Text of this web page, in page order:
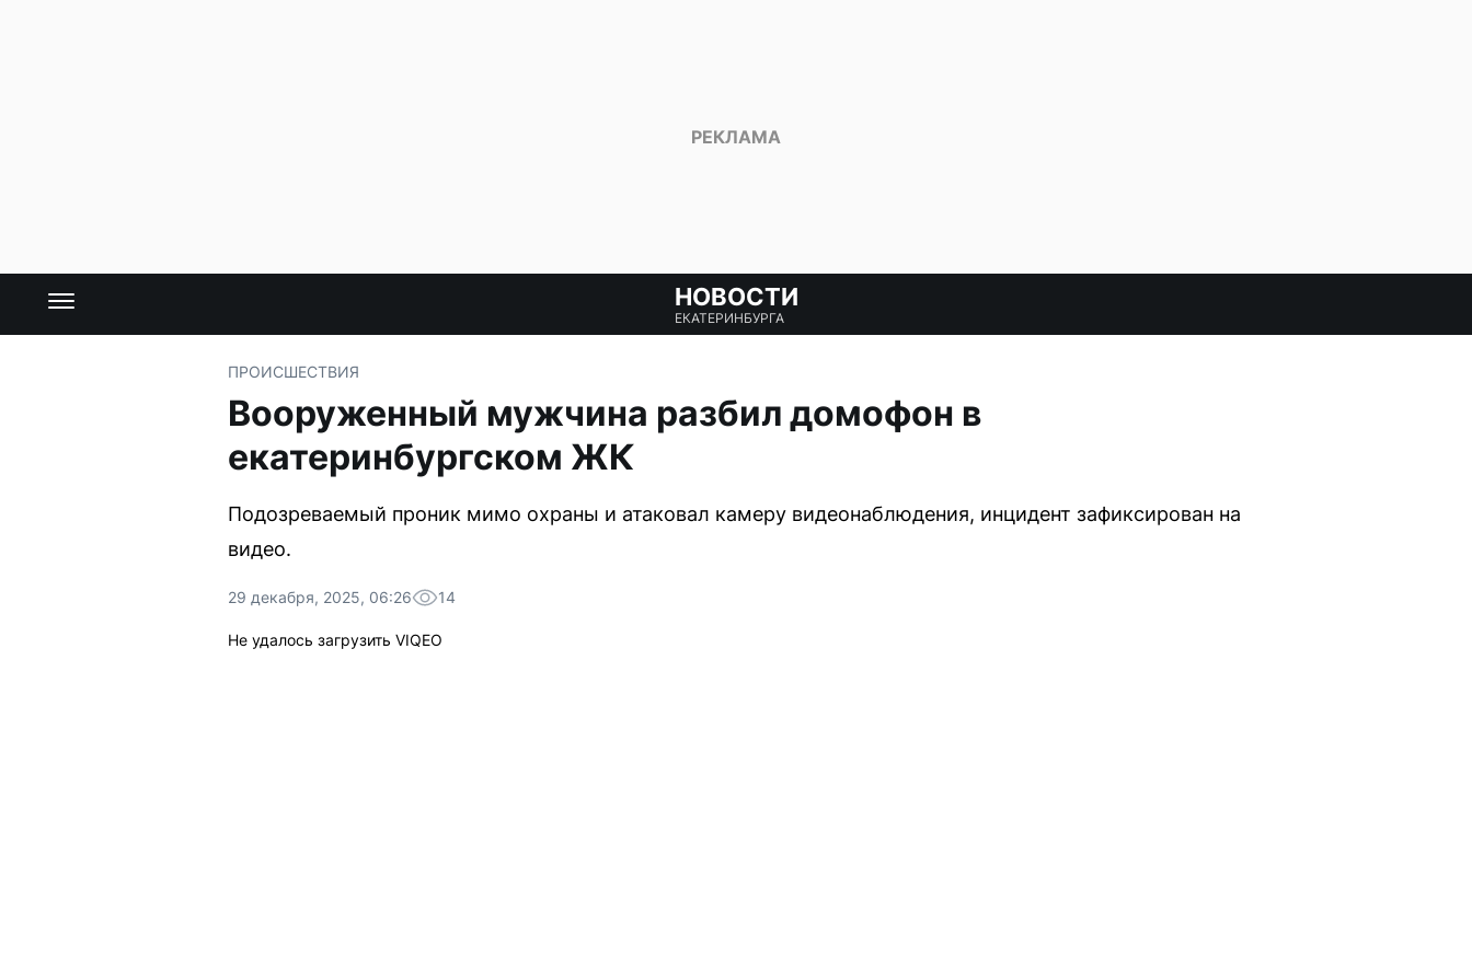
НОВОСТИ
ЕКАТЕРИНБУРГА
ПРОИСШЕСТВИЯ
Вооруженный мужчина разбил домофон в
екатеринбургском ЖК
Подозреваемый проник мимо охраны и атаковал камеру видеонаблюдения, инцидент зафиксирован на
видео.
29 декабря, 2025, 06:26 14
Не удалось загрузить VIQEO